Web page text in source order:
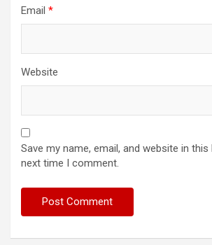
Email *
Website
Save my name, email, and website in
next time I comment.